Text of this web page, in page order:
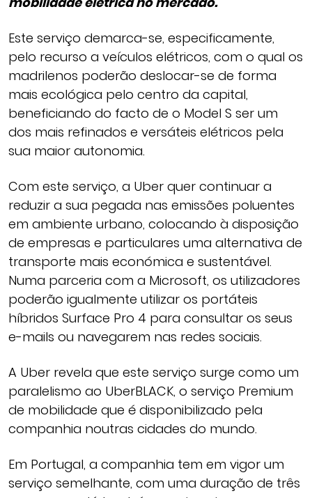
Este serviço demarca-se, especificamente,
pelo recurso a veículos elétricos, com o qual os
madrilenos poderão deslocar-se de forma
mais ecológica pelo centro da capital,
beneficiando do facto de o Model S ser um
dos mais refinados e versáteis elétricos pela
sua maior autonomia.
Com este serviço, a Uber quer continuar a
reduzir a sua pegada nas emissões poluentes
em ambiente urbano, colocando à disposição
de empresas e particulares uma alternativa de
transporte mais económica e sustentável.
Numa parceria com a Microsoft, os utilizadores
poderão igualmente utilizar os portáteis
híbridos Surface Pro 4 para consultar os seus
e-mails ou navegarem nas redes sociais.
A Uber revela que este serviço surge como um
paralelismo ao UberBLACK, o serviço Premium
de mobilidade que é disponibilizado pela
companhia noutras cidades do mundo.
Em Portugal, a companhia tem em vigor um
serviço semelhante, com uma duração de três